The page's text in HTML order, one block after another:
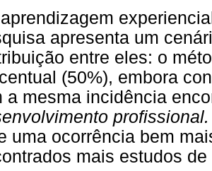
apresenta um
entre eles: o
(50%), embora
a mesma incidência
uma ocorrência bem
mais estudos